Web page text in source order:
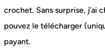
crochet. Sans surprise, j’ai
pouvez le télécharger
payant.